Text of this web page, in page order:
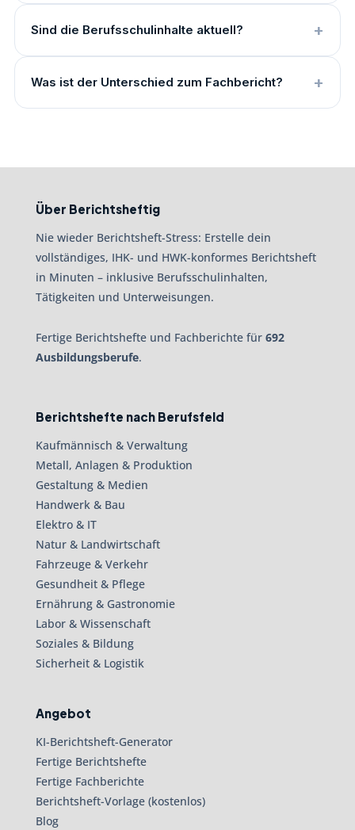
Sind die Berufsschulinhalte aktuell?
Was ist der Unterschied zum Fachbericht?
Über Berichtsheftig
Nie wieder Berichtsheft-Stress: Erstelle dein
vollständiges, IHK- und HWK-konformes Berichtsheft
in Minuten – inklusive Berufsschulinhalten,
Tätigkeiten und Unterweisungen.
Fertige Berichtshefte und Fachberichte für 692
Ausbildungsberufe.
Berichtshefte nach Berufsfeld
Kaufmännisch & Verwaltung
Metall, Anlagen & Produktion
Gestaltung & Medien
Handwerk & Bau
Elektro & IT
Natur & Landwirtschaft
Fahrzeuge & Verkehr
Gesundheit & Pflege
Ernährung & Gastronomie
Labor & Wissenschaft
Soziales & Bildung
Sicherheit & Logistik
Angebot
KI-Berichtsheft-Generator
Fertige Berichtshefte
Fertige Fachberichte
Berichtsheft-Vorlage (kostenlos)
Blog